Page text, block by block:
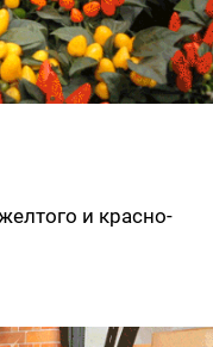
и красно-